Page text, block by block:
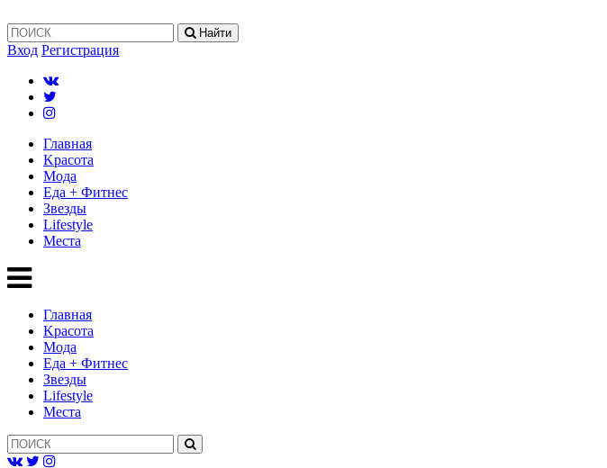
Найти
Вход Регистрация
Главная
Kрасота
Мода
Еда + Фитнес
Звезды
Lifestyle
Mеста
Главная
Kрасота
Мода
Еда + Фитнес
Звезды
Lifestyle
Mеста